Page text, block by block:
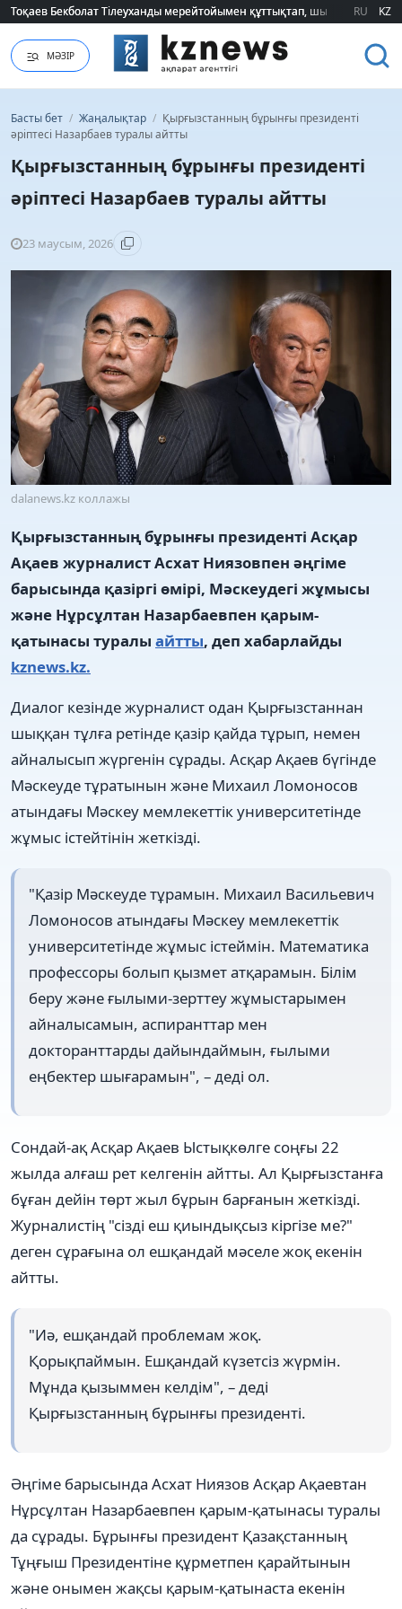
Тоқаев Бекболат Тілеуханды мерейтойымен құттықтап, шығармашылық
Тоқаев Бекболат Тілеуханды мерейтойымен құттықтап, шығармашылық
RU KZ
МӘЗІР
Басты бет / Жаңалықтар / Қырғызстанның бұрынғы президенті
әріптесі Назарбаев туралы айтты
Қырғызстанның бұрынғы президенті
әріптесі Назарбаев туралы айтты
23 маусым, 2026
dalanews.kz коллажы
Қырғызстанның бұрынғы президенті Асқар
Ақаев журналист Асхат Ниязовпен әңгіме
барысында қазіргі өмірі, Мәскеудегі жұмысы
және Нұрсұлтан Назарбаевпен қарым-
қатынасы туралы айтты, деп хабарлайды
kznews.kz.
Диалог кезінде журналист одан Қырғызстаннан
шыққан тұлға ретінде қазір қайда тұрып, немен
айналысып жүргенін сұрады. Асқар Ақаев бүгінде
Мәскеуде тұратынын және Михаил Ломоносов
атындағы Мәскеу мемлекеттік университетінде
жұмыс істейтінін жеткізді.
"Қазір Мәскеуде тұрамын. Михаил Васильевич
Ломоносов атындағы Мәскеу мемлекеттік
университетінде жұмыс істеймін. Математика
профессоры болып қызмет атқарамын. Білім
беру және ғылыми-зерттеу жұмыстарымен
айналысамын, аспиранттар мен
докторанттарды дайындаймын, ғылыми
еңбектер шығарамын", – деді ол.
Сондай-ақ Асқар Ақаев Ыстықкөлге соңғы 22
жылда алғаш рет келгенін айтты. Ал Қырғызстанға
бұған дейін төрт жыл бұрын барғанын жеткізді.
Журналистің "сізді еш қиындықсыз кіргізе ме?"
деген сұрағына ол ешқандай мәселе жоқ екенін
айтты.
"Иә, ешқандай проблемам жоқ.
Қорықпаймын. Ешқандай күзетсіз жүрмін.
Мұнда қызыммен келдім", – деді
Қырғызстанның бұрынғы президенті.
Әңгіме барысында Асхат Ниязов Асқар Ақаевтан
Нұрсұлтан Назарбаевпен қарым-қатынасы туралы
да сұрады. Бұрынғы президент Қазақстанның
Тұңғыш Президентіне құрметпен қарайтынын
және онымен жақсы қарым-қатынаста екенін